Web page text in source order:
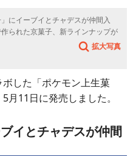
」にイーブイとチャデスが仲間入
られた京菓子、新ラインナップが
拡大写真
した「ポケモン上生菓
月11日に発売しました。
イとチャデスが仲間